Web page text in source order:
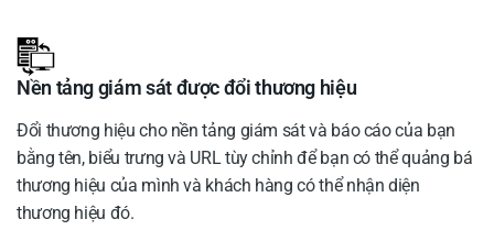
Nền tảng giám sát được đổi thương hiệu
Đổi thương hiệu cho nền tảng giám sát và báo cáo của bạn
bằng tên, biểu trưng và URL tùy chỉnh để bạn có thể quảng bá
thương hiệu của mình và khách hàng có thể nhận diện
thương hiệu đó.